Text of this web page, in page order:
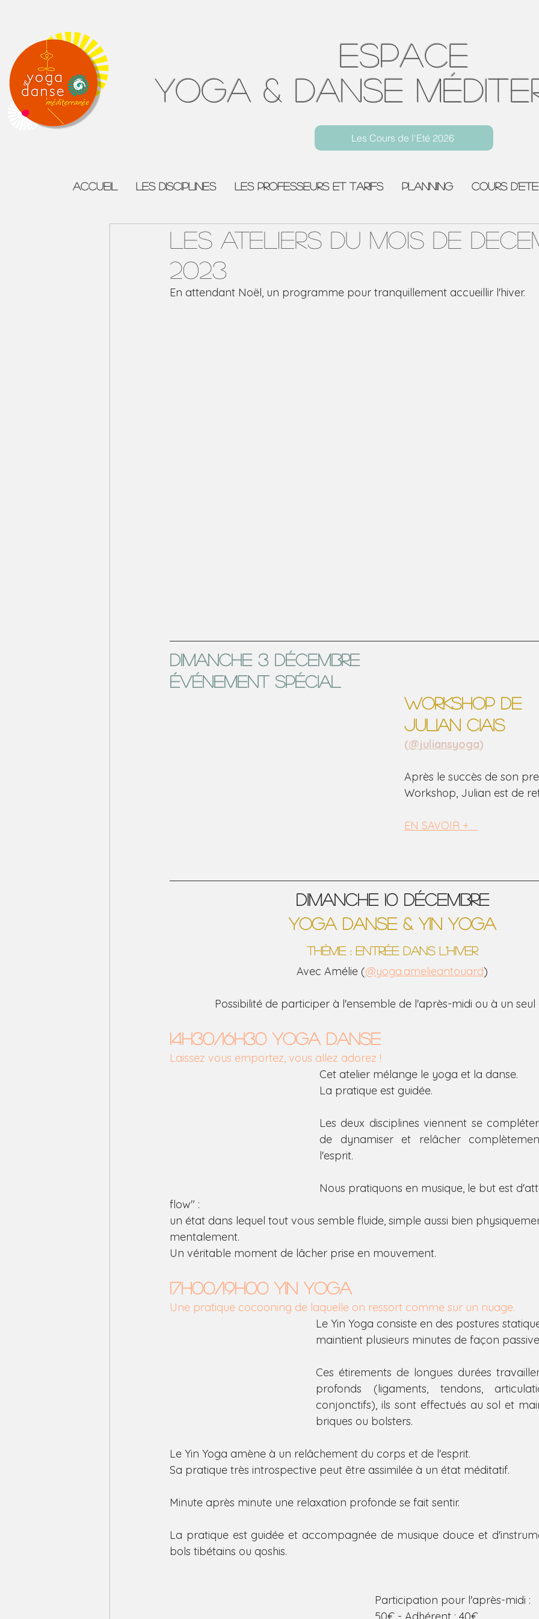
Espace
Yoga & Danse
Yoga Toulon Centre Ville
Les Cours de l'Eté 2026
ACCUEIL Les Disciplines Les Professeurs et Tarifs Planning COURS D'ETE
Les Ateliers du Mois de
2023
En attendant Noël, un programme pour tranquillement accueillir l'hiver.
dimanche 3 décembre
événement spécial
WORKSHOP DE
JULIAN CIAIS
(@juliansyoga)
Après le succès de son
Workshop, Julian est de
EN SAVOIR +
dimanche 10 décembre
Yoga Danse & Yin Yoga
thème : entrée dans l'hiver
Avec Amélie (@yoga.amelieantouard)
Possibilité de participer à l'ensemble de l'après-midi ou à un seul
14h30/16h30 YOGA DANSE
Laissez vous emportez, vous allez adorez !
Cet atelier mélange le yoga et la danse.
La pratique est guidée.
Les deux disciplines viennent se
de dynamiser et relâcher
l'esprit.
Nous pratiquons en musique, le but est
flow" :
un état dans lequel tout vous semble fluide, simple aussi bien
mentalement.
Un véritable moment de lâcher prise en mouvement.
17h00/19h00 YIN YOGA
Une pratique cocooning de laquelle on ressort comme sur un nuage.
Le Yin Yoga consiste en des postures
maintient plusieurs minutes de façon
Ces étirements de longues durées
profonds (ligaments, tendons,
conjonctifs), ils sont effectués au sol et
briques ou bolsters.
Le Yin Yoga amène à un relâchement du corps et de l'esprit.
Sa pratique très introspective peut être assimilée à un état méditatif.
​Minute après minute une relaxation profonde se fait sentir.
La pratique est guidée et accompagnée de musique douce et
bols tibétains ou qoshis.
Participation pour l'après-midi :